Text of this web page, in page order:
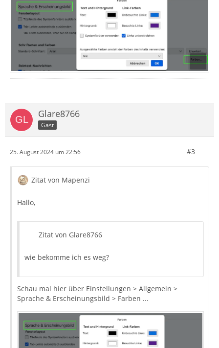
Glare8766
Gast
25. August 2024 um 22:56 #3
Zitat von Mapenzi
Hallo,
Zitat von Glare8766
wie bekomme ich es weg?
Schau mal hier über Einstellungen > Allgemein >
Sprache & Erscheinungsbild > Farben ...